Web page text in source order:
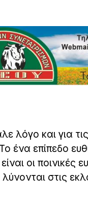
λόγο και για
ένα επίπεδο
οι ποινικές
στις